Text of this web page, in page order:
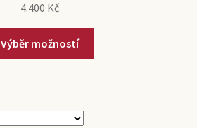
4.400 Kč
Výběr možností